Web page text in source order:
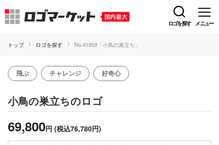
ロゴを探す メニュー
トップ ロゴを探す No.41959「小鳥の巣立ち」
飛ぶ チャレンジ 好奇心
小鳥の巣立ちのロゴ
69,800円 (税込76,780円)